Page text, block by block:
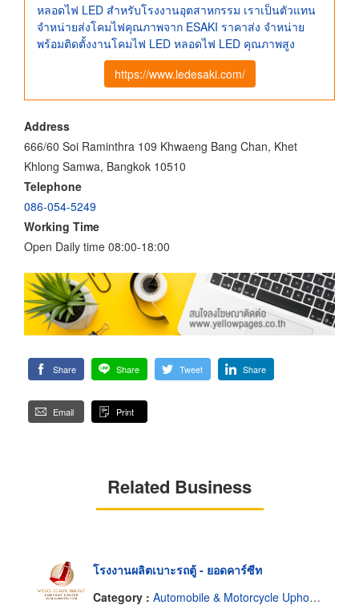
หลอดไฟ LED สำหรับโรงงานอุตสาหกรรม เราเป็นตัวแทน
จำหน่ายส่งโคมไฟคุณภาพจาก ESAKI ราคาส่ง จำหน่าย
พร้อมติดตั้งงานโคมไฟ LED หลอดไฟ LED คุณภาพสูง
https://www.ledesaki.com/
Address
666/60 Soi Raminthra 109 Khwaeng Bang Chan, Khet
Khlong Samwa, Bangkok 10510
Telephone
086-054-5249
Working Time
Open Daily time 08:00-18:00
Share Share Tweet Share
Email Print
Related Business
โรงงานผลิตเบาะรถตู้ - ยอดคาร์ซีท
Category : Automobile & Motorcycle Upholstery-Wholesale & Manufacturers